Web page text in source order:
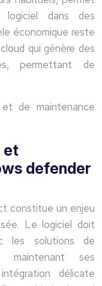
logiciel dans des
économique reste
qui génère des
permettant de
de maintenance
et
defender
constitue un enjeu
Le logiciel doit
les solutions de
ses
délicate